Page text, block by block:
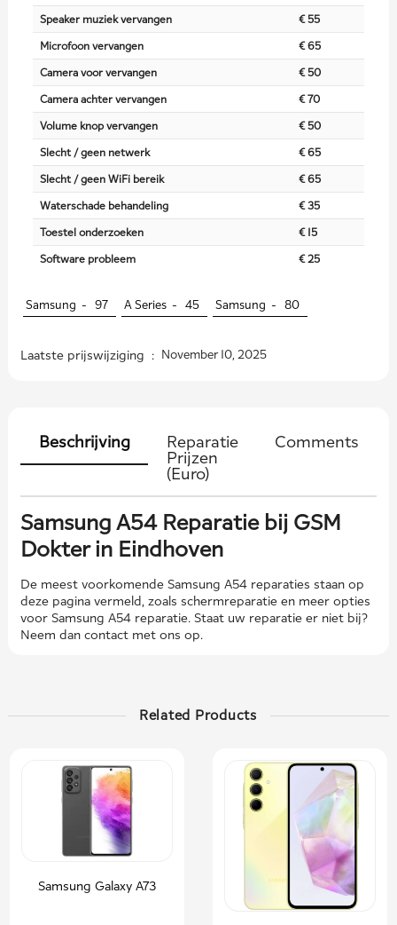
Speaker muziek vervangen
€ 55
Microfoon vervangen
€ 65
Camera voor vervangen
€ 50
Camera achter vervangen
€ 70
Volume knop vervangen
€ 50
Slecht / geen netwerk
€ 65
Slecht / geen WiFi bereik
€ 65
Waterschade behandeling
€ 35
Toestel onderzoeken
€ 15
Software probleem
€ 25
Samsung - 97 A Series - 45 Samsung - 80
Laatste prijswijziging : November 10, 2025
Beschrijving
Reparatie
Prijzen
(Euro)
Comments
Samsung A54 Reparatie bij GSM
Dokter in Eindhoven
De meest voorkomende Samsung A54 reparaties staan ​​op
deze pagina vermeld, zoals schermreparatie en meer opties
voor Samsung A54 reparatie. Staat uw reparatie er niet bij?
Neem dan contact met ons op.
Related Products
Samsung Galaxy A73